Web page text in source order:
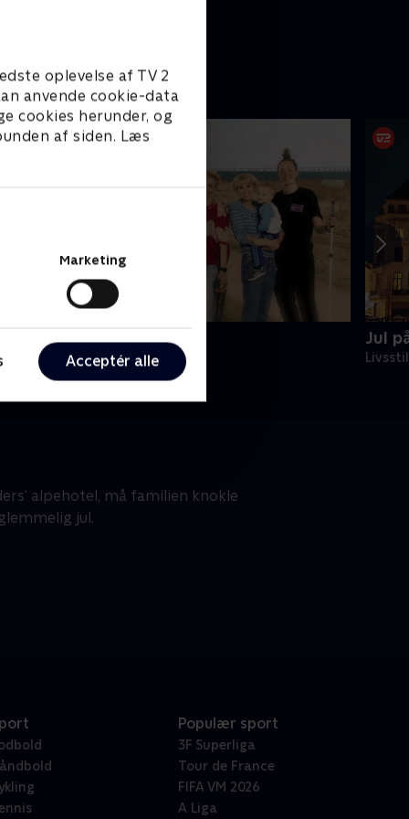
oplevelse af TV 2
anvende cookie-data
cookies herunder, og
af siden. Læs
Marketing
Acceptér alle
over hækken
• 1 sæsoner
Jul
alpehotel, må familien knokle
jul.
Populær sport
3F Superliga
Tour de France
FIFA VM 2026
A Liga